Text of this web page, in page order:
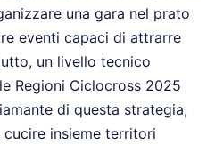
una gara nel prato
eventi capaci di attrarre
un livello tecnico
Regioni Ciclocross 2025
di questa strategia,
insieme territori